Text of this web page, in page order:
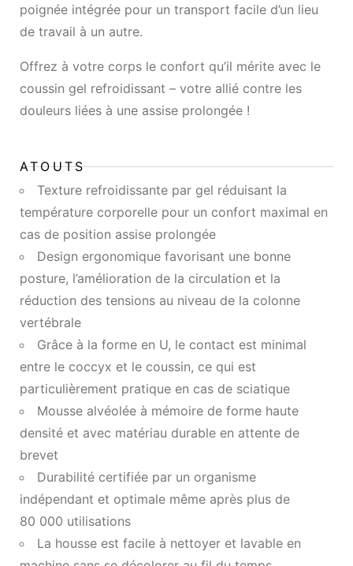
poignée intégrée pour un transport facile d’un lieu
de travail à un autre.
Offrez à votre corps le confort qu’il mérite avec le
coussin gel refroidissant – votre allié contre les
douleurs liées à une assise prolongée !
ATOUTS
Texture refroidissante par gel réduisant la
température corporelle pour un confort maximal en
cas de position assise prolongée
Design ergonomique favorisant une bonne
posture, l’amélioration de la circulation et la
réduction des tensions au niveau de la colonne
vertébrale
Grâce à la forme en U, le contact est minimal
entre le coccyx et le coussin, ce qui est
particulièrement pratique en cas de sciatique
Mousse alvéolée à mémoire de forme haute
densité et avec matériau durable en attente de
brevet
Durabilité certifiée par un organisme
indépendant et optimale même après plus de
80 000 utilisations
La housse est facile à nettoyer et lavable en